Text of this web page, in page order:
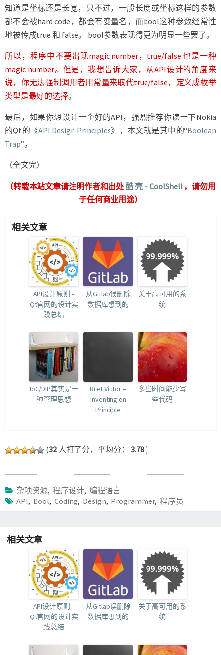
知道是坐标还是长宽，只不过，一般长度或坐标这样的参数
都不会被hard code，都会有变量名，而bool这种参数经常性
地被传成true 和 false。 bool参数表现得更为明显一些罢了。
所以，程序中不要出现magic number，true/false 也是一种
magic number。但是，我想告诉大家，从API设计的角度来
说，你无法强制调用者用常量来取代true/false，定义成枚举
类型是最好的选择。
最后，如果你想设计一个好的API，强烈推荐你读一下Nokia
的Qt的《API Design Principles》，本文就是其中的“Boolean
Trap”。
（全文完）
（转载本站文章请注明作者和出处酷 壳 – CoolShell ，请勿用
于任何商业用途）
相关文章
API设计原则 –
Qt官网的设计实
践总结
从Gitlab误删除
数据库想到的
关于高可用的系
统
IoC/DIP其实是一
种管理思想
Bret Victor –
Inventing on
Principle
多些时间能少写
些代码
(32人打了分，平均分： 3.78 )
杂项资源, 程序设计, 编程语言
API, Bool, Coding, Design, Programmer, 程序员
相关文章
API设计原则 –
Qt官网的设计实
践总结
从Gitlab误删除
数据库想到的
关于高可用的系
统